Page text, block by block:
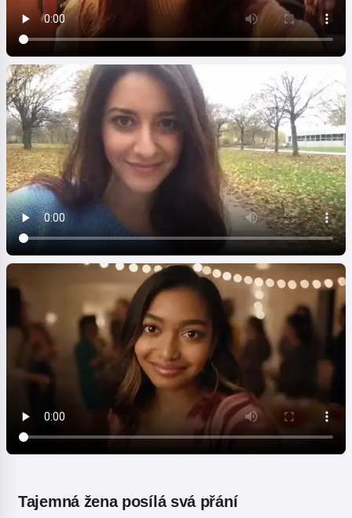
Tajemná žena posílá svá přání